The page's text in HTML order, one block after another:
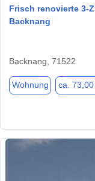
Frisch renovierte 3-
Backnang
Backnang, 71522
Wohnung ca. 73,00